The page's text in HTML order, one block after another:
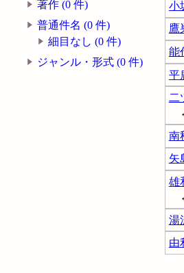
著作 (0 件)
普通件名 (0 件)
細目なし (0 件)
ジャンル・形式 (0 件)
小
鷹
能
平
二
南
矢
雄
湯
由